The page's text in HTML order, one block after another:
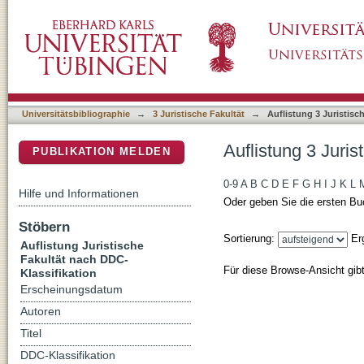
Universitätsbibliographie → 3 Juristische Fakultät → Auflistung 3
Auflistung 3
0-9 A B C D E F G H J K L
Oder geben Sie die ersten
Sortierung:
Für diese Browse-Ansicht
PUBLIKATION MELDEN
Hilfe und Informationen
Stöbern
Auflistung Juristische
Fakultät nach DDC-
Klassifikation
Erscheinungsdatum
Autoren
Titel
DDC-Klassifikation